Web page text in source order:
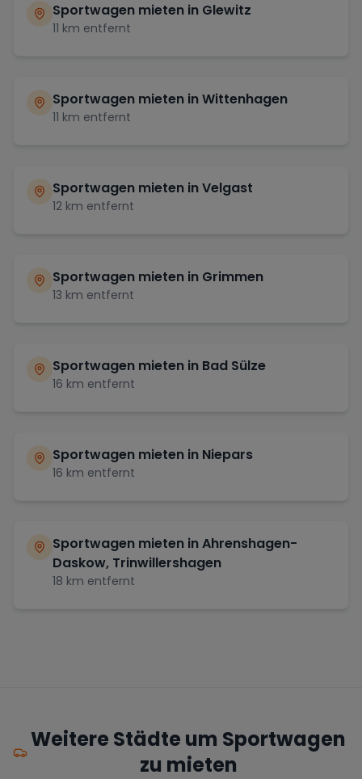
Sportwagen mieten in Glewitz
11 km entfernt
Sportwagen mieten inWittenhagen
11 km entfernt
Sportwagen mieten inVelgast
12 km entfernt
Sportwagen mieten in Grimmen
13 km entfernt
Sportwagen mieten in Bad Sülze
16 km entfernt
Sportwagen mieten in Niepars
16 km entfernt
Sportwagen mieten inAhrenshagen-
Daskow, Trinwillershagen
18 km entfernt
Weitere Städte um Sportwagen
zu mieten